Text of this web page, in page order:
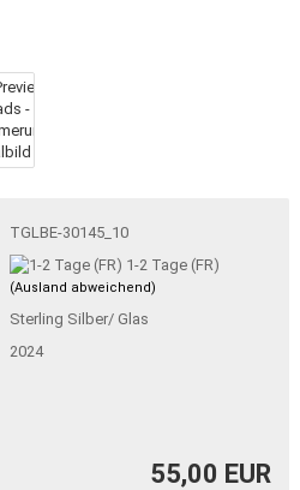
TGLBE-30145_10
1-2 Tage (FR)
(Ausland abweichend)
Sterling Silber/ Glas
2024
55,00 EUR